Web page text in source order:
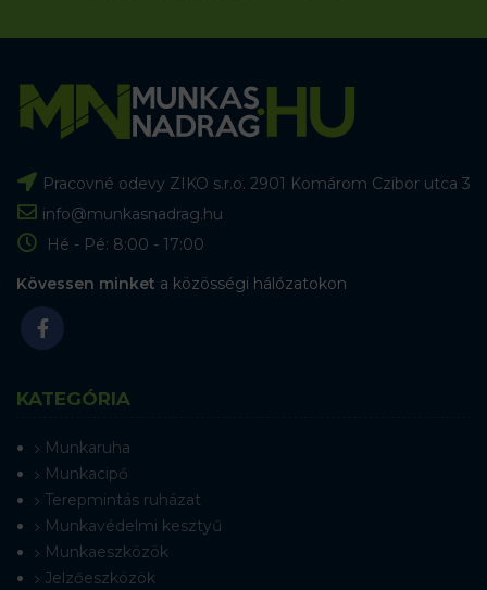
Pracovné odevy ZIKO s.r.o. 2901 Komárom Czibor utca 3
info@munkasnadrag.hu
Hé - Pé: 8:00 - 17:00
Kövessen minket a közösségi hálózatokon
KATEGÓRIA
Munkaruha
Munkacipő
Terepmintás ruházat
Munkavédelmi kesztyű
Munkaeszközök
Jelzőeszközök